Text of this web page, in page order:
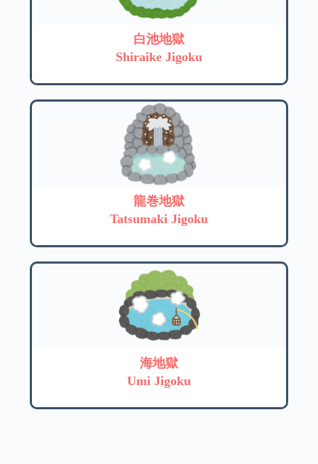
白池地獄
Shiraike Jigoku
龍巻地獄
Tatsumaki Jigoku
海地獄
Umi Jigoku